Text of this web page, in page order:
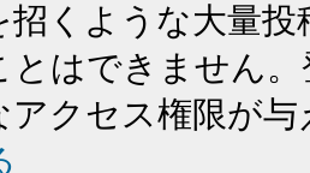
招くような大量
とはできません
アクセス権限が